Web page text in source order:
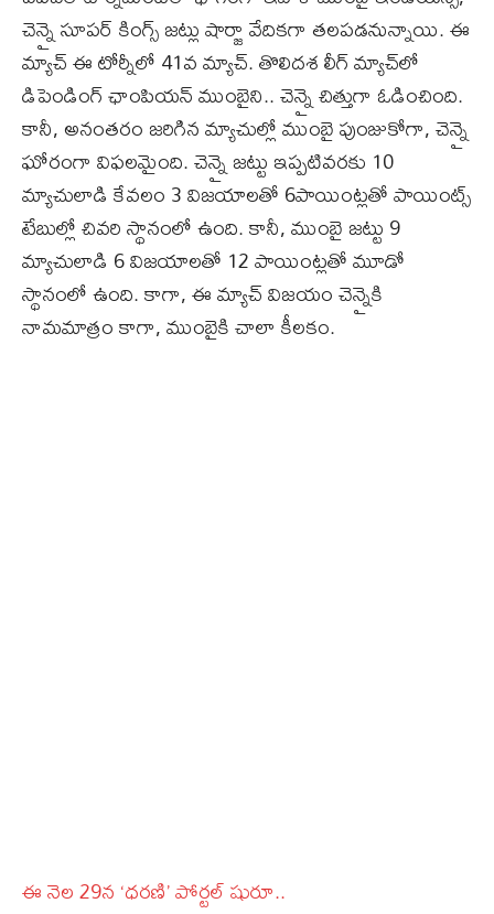
చెన్నై సూపర్‌ కింగ్స్‌ జట్లు షార్జా వేదికగా తలపడనున్నాయి. ఈ
మ్యాచ్‌ ఈ టోర్నీలో 41వ మ్యాచ్‌. తొలిదశ లీగ్‌ మ్యాచ్‌లో
డిపెండింగ్ ఛాంపియన్‌ ముంబైని.. చెన్నై చిత్తుగా ఓడించింది.
కానీ, అనంతరం జరిగిన మ్యాచుల్లో ముంబై పుంజుకోగా, చెన్నై
ఘోరంగా విఫలమైంది. చెన్నై జట్టు ఇప్పటివరకు 10
మ్యాచులాడి కేవలం 3 విజయాలతో 6పాయింట్లతో పాయింట్స్‌
టేబుల్లో చివరి స్థానంలో ఉంది. కానీ, ముంబై జట్టు 9
మ్యాచులాడి 6 విజయాలతో 12 పాయింట్లతో మూడో
స్థానంలో ఉంది. కాగా, ఈ మ్యాచ్‌ విజయం చెన్నైకి
నామమాత్రం కాగా, ముంబైకి చాలా కీలకం.
ఈ నెల 29న ‘ధ‌ర‌ణి’ పోర్టల్‌ షురూ..